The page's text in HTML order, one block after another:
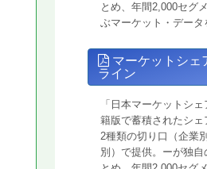
とめ、年間2,000セグ
ぶマーケット・データ
マーケットシェ
ライン
「日本マーケットシ
籍版で蓄積されたシェ
2種類の切り口（企業
別）で提供。ーが独自